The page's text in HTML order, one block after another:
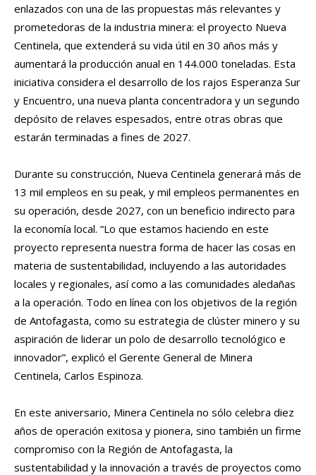
enlazados con una de las propuestas más relevantes y
prometedoras de la industria minera: el proyecto Nueva
Centinela, que extenderá su vida útil en 30 años más y
aumentará la producción anual en 144.000 toneladas. Esta
iniciativa considera el desarrollo de los rajos Esperanza Sur
y Encuentro, una nueva planta concentradora y un segundo
depósito de relaves espesados, entre otras obras que
estarán terminadas a fines de 2027.
Durante su construcción, Nueva Centinela generará más de
13 mil empleos en su peak, y mil empleos permanentes en
su operación, desde 2027, con un beneficio indirecto para
la economía local. “Lo que estamos haciendo en este
proyecto representa nuestra forma de hacer las cosas en
materia de sustentabilidad, incluyendo a las autoridades
locales y regionales, así como a las comunidades aledañas
a la operación. Todo en línea con los objetivos de la región
de Antofagasta, como su estrategia de clúster minero y su
aspiración de liderar un polo de desarrollo tecnológico e
innovador”, explicó el Gerente General de Minera
Centinela, Carlos Espinoza.
En este aniversario, Minera Centinela no sólo celebra diez
años de operación exitosa y pionera, sino también un firme
compromiso con la Región de Antofagasta, la
sustentabilidad y la innovación a través de proyectos como